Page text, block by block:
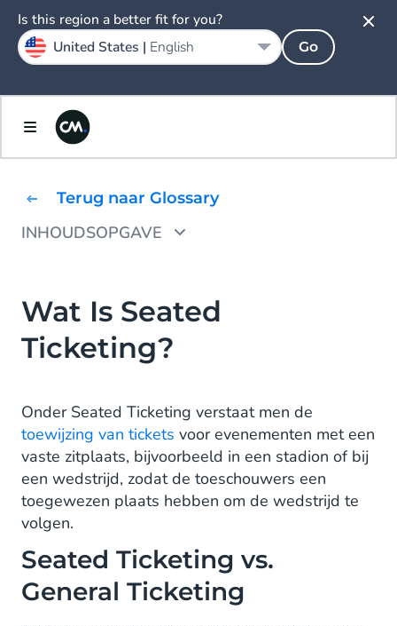
Terug naar Glossary
INHOUDSOPGAVE
Wat zijn de voordelen van Seated Ticketing?
Waarom kiezen voor CM.com’s Seated
Ticketing Software?
Wat Is Seated
Ticketing?
Onder Seated Ticketing verstaat men de
toewijzing van tickets voor evenementen met een
vaste zitplaats, bijvoorbeeld in een stadion of bij
een wedstrijd, zodat de toeschouwers een
toegewezen plaats hebben om de wedstrijd te
volgen.
Seated Ticketing vs.
General Ticketing
Is this region a better fit for you?
United States | English Go